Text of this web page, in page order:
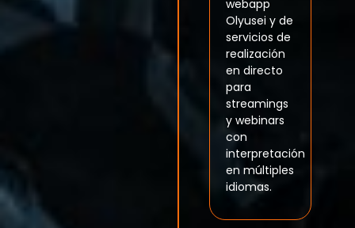
webapp
Olyusei y de
servicios de
realización
en directo
para
streamings
y webinars
con
interpretación
en múltiples
idiomas.